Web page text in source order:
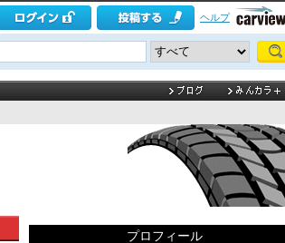
ヘルプ
プロフィール